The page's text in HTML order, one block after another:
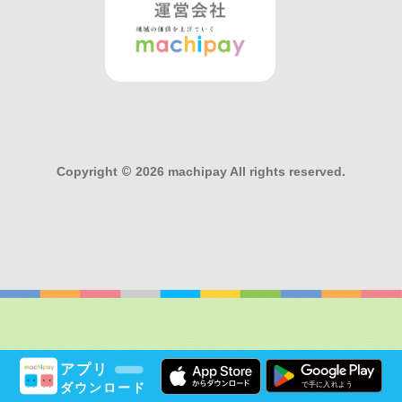
アプリ
ダウンロード
Copyright © 2026 machipay All rights reserved.